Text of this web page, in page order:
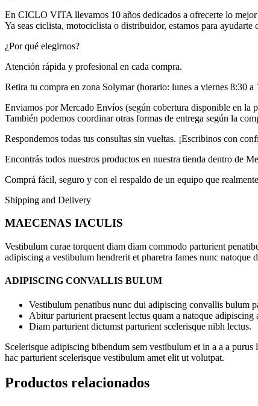
En CICLO VITA llevamos 10 años dedicados a ofrecerte lo mejor
Ya seas ciclista, motociclista o distribuidor, estamos para
¿Por qué elegirnos?
Atención rápida y profesional en cada compra.
Retira tu compra en zona Solymar (horario: lunes a viernes 8:30 a
Enviamos por Mercado Envíos (según cobertura disponible en la
También podemos coordinar otras formas de entrega según la
Respondemos todas tus consultas sin vueltas. ¡Escribinos con
Encontrás todos nuestros productos en nuestra tienda dentro de
Comprá fácil, seguro y con el respaldo de un equipo que
Shipping and Delivery
MAECENAS IACULIS
Vestibulum curae torquent diam diam commodo parturient
adipiscing a vestibulum hendrerit et pharetra fames nunc natoque
ADIPISCING CONVALLIS BULUM
Vestibulum penatibus nunc dui adipiscing convallis bulum
Abitur parturient praesent lectus quam a natoque adipiscing
Diam parturient dictumst parturient scelerisque nibh lectus.
Scelerisque adipiscing bibendum sem vestibulum et in a a a
hac parturient scelerisque vestibulum amet elit ut volutpat.
Productos relacionados